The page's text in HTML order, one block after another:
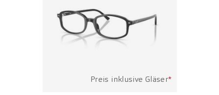
Preis inklusive Gläser*